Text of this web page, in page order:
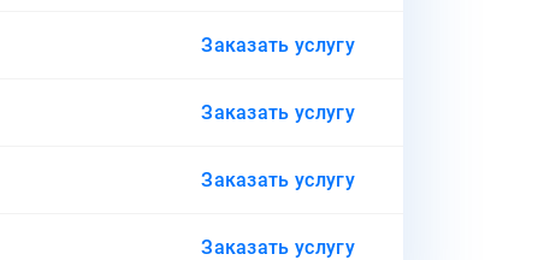
Заказать услугу
Заказать услугу
Заказать услугу
Заказать услугу